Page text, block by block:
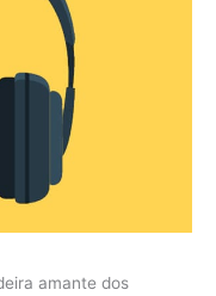
amante dos